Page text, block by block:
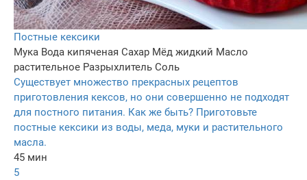
Постные кексики
Мука Вода кипяченая Сахар Мёд жидкий Масло
растительное Разрыхлитель Соль
Существует множество прекрасных рецептов
приготовления кексов, но они совершенно не подходят
для постного питания. Как же быть? Приготовьте
постные кексики из воды, меда, муки и растительного
масла.
45 мин
5